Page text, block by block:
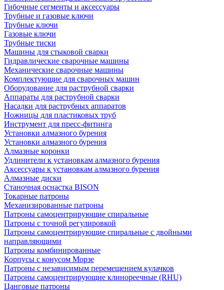
Гибочные сегменты и аксессуары
Трубные и газовые ключи
Трубные ключи
Газовые ключи
Трубные тиски
Машины для стыковой сварки
Гидравлические сварочные машины
Механические сварочные машины
Комплектующие для сварочных машин
Оборудование для раструбной сварки
Аппараты для раструбной сварки
Насадки для раструбных аппаратов
Ножницы для пластиковых труб
Инструмент для пресс-фитинга
Установки алмазного бурения
Установки алмазного бурения
Алмазные коронки
Удлинители к установкам алмазного бурения
Аксессуары к установкам алмазного бурения
Алмазные диски
Станочная оснастка BISON
Токарные патроны
Механизированные патроны
Патроны самоцентрирующие спиральные
Патроны с точной регулировкой
Патроны самоцентрирующие спиральные с двойными
направляющими
Патроны комбинированные
Корпусы с конусом Морзе
Патроны с независимым перемещением кулачков
Патроны самоцентрирующие клинореечные (RHU)
Цанговые патроны